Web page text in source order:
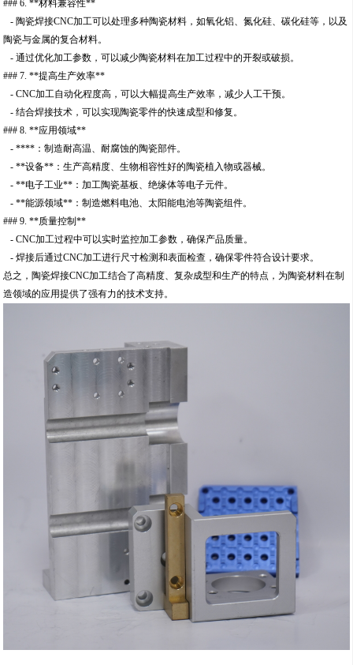
### 6. **材料兼容性**
- 陶瓷焊接CNC加工可以处理多种陶瓷材料，如氧化铝、氮化硅、碳化硅等，以及
陶瓷与金属的复合材料。
- 通过优化加工参数，可以减少陶瓷材料在加工过程中的开裂或破损。
### 7. **提高生产效率**
- CNC加工自动化程度高，可以大幅提高生产效率，减少人工干预。
- 结合焊接技术，可以实现陶瓷零件的快速成型和修复。
### 8. **应用领域**
- ****：制造耐高温、耐腐蚀的陶瓷部件。
- **设备**：生产高精度、生物相容性好的陶瓷植入物或器械。
- **电子工业**：加工陶瓷基板、绝缘体等电子元件。
- **能源领域**：制造燃料电池、太阳能电池等陶瓷组件。
### 9. **质量控制**
- CNC加工过程中可以实时监控加工参数，确保产品质量。
- 焊接后通过CNC加工进行尺寸检测和表面检查，确保零件符合设计要求。
总之，陶瓷焊接CNC加工结合了高精度、复杂成型和生产的特点，为陶瓷材料在制
造领域的应用提供了强有力的技术支持。